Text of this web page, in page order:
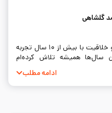
گلشاهی
من حامد گلشاهی، مدیر محتوا و خلاقیت با بیش از ۱۰ سال تجربه
سال‌ها همیشه تلاش کرده‌ام
دهد. خلق محتوا برای من فقط
واقعی با آدم‌ها.
ادامه مطلب